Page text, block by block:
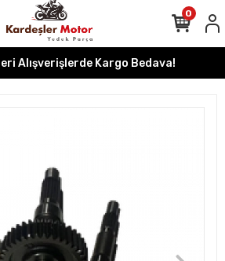
Alışverişlerde Kargo Bedava!
0